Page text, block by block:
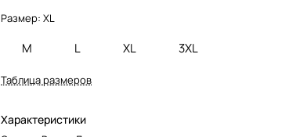
Размер:XL
M L XL 3XL
Таблица размеров
Характеристики